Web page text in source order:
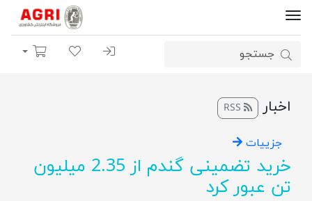
ورود | ثبت نام
لیست مورد علاقه
سبد خرید
اخبار
جزییات
خرید تضمینی گندم از 2.35 میلیون
تن عبور کرد